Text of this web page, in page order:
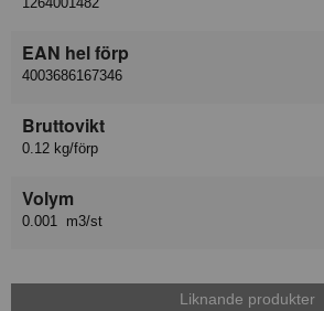
EAN hel förp
4003686167346
Bruttovikt
0.12 kg/förp
Volym
0.001 m3/st
Liknande produkter